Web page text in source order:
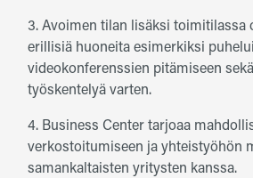
3. Avoimen tilan lisäksi toimitilassa
erillisiä huoneita esimerkiksi
videokonferenssien pitämiseen
työskentelyä varten.
4. Business Center tarjoaa
verkostoitumiseen ja yhteistyöhön
samankaltaisten yritysten kanssa.